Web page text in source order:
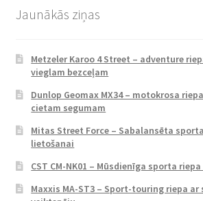
Jaunākās ziņas
Metzeler Karoo 4 Street – adventure
vieglam bezceļam
Dunlop Geomax MX34 – motokrosa
cietam segumam
Mitas Street Force – Sabalansēta
lietošanai
CST CM-NK01 – Mūsdienīga sporta
Maxxis MA-ST3 – Sport-touring riepa